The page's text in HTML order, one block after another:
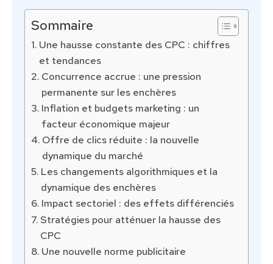
Sommaire
Une hausse constante des CPC : chiffres
et tendances
Concurrence accrue : une pression
permanente sur les enchères
Inflation et budgets marketing : un
facteur économique majeur
Offre de clics réduite : la nouvelle
dynamique du marché
Les changements algorithmiques et la
dynamique des enchères
Impact sectoriel : des effets différenciés
Stratégies pour atténuer la hausse des
CPC
Une nouvelle norme publicitaire